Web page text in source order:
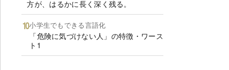
方が、はるかに長く深く残る。
小学生でもできる言語化
「危険に気づけない人」の特徴・ワース
ト1